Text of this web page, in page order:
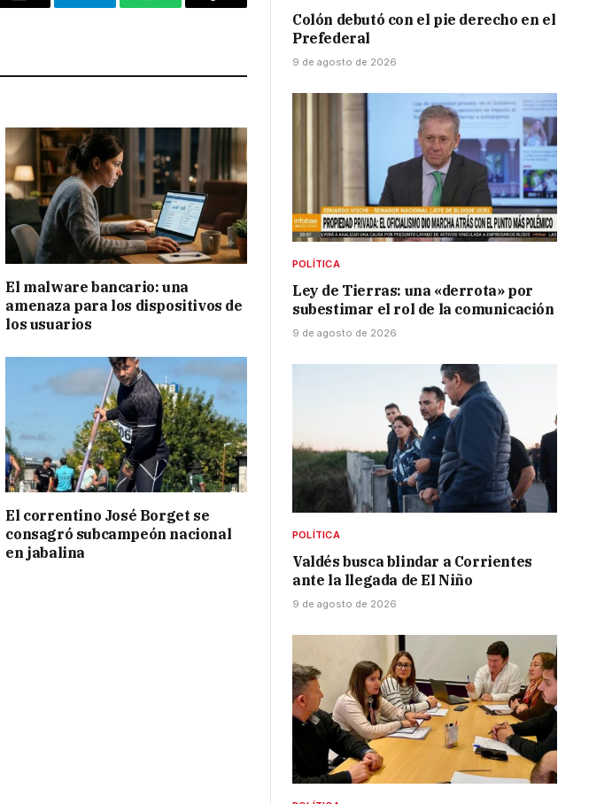
Email Telegram WhatsAppCopy
El malware bancario: una
amenaza para los dispositivos de
los usuarios
El correntino José Borget se
consagró subcampeón nacional
en jabalina
Colón debutó con el pie derecho en el
Prefederal
9 de agosto de 2026
POLÍTICA
Ley de Tierras: una «derrota» por
subestimar el rol de la comunicación
9 de agosto de 2026
POLÍTICA
Valdés busca blindar a Corrientes
ante la llegada de El Niño
9 de agosto de 2026